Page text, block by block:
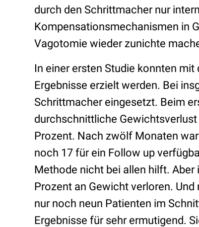
durch den Schrittmacher nur
Kompensationsmechanismen in
Vagotomie wieder zunichte
In einer ersten Studie konnten
Ergebnisse erzielt werden. Bei
Schrittmacher eingesetzt. Beim
durchschnittliche
Prozent. Nach zwölf Monaten
noch 17 für ein Follow up
Methode nicht bei allen hilft. Aber
Prozent an Gewicht verloren.
nur noch neun Patienten im
Ergebnisse für sehr ermutigend.